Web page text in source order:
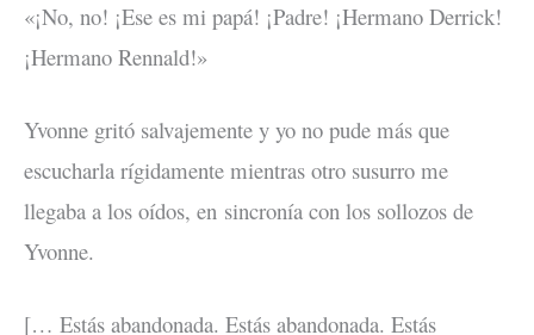
«¡No, no! ¡Ese es mi papá! ¡Padre! ¡Hermano Derrick!
¡Hermano Rennald!»
Yvonne gritó salvajemente y yo no pude más que
escucharla rígidamente mientras otro susurro me
llegaba a los oídos, en sincronía con los sollozos de
Yvonne.
[… Estás abandonada. Estás abandonada. Estás